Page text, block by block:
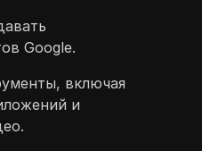
Google.
включая
и